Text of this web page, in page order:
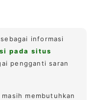
informasi
pada situs
pengganti saran
membutuhkan